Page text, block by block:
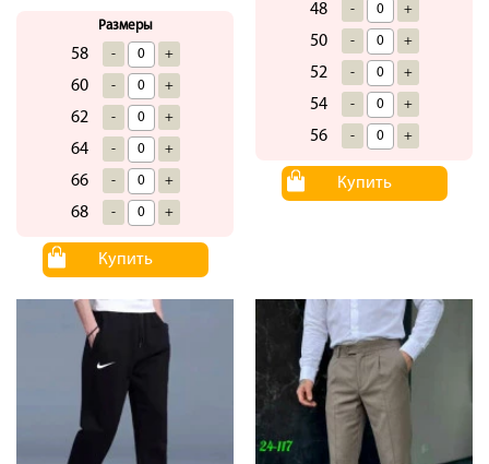
Размеры
58 - +
60 - +
62 - +
64 - +
66 - +
68 - +
Купить
48 - +
50 - +
52 - +
54 - +
56 - +
Купить